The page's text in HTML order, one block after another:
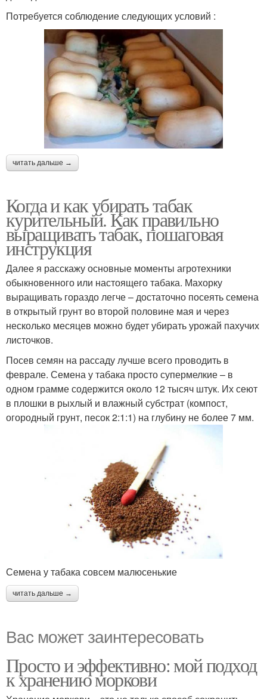
Потребуется соблюдение следующих условий :
читать дальше →
Когда и как убирать табак
курительный. Как правильно
выращивать табак, пошаговая
инструкция
Далее я расскажу основные моменты агротехники
обыкновенного или настоящего табака. Махорку
выращивать гораздо легче – достаточно посеять семена
в открытый грунт во второй половине мая и через
несколько месяцев можно будет убирать урожай пахучих
листочков.
Посев семян на рассаду лучше всего проводить в
феврале. Семена у табака просто супермелкие – в
одном грамме содержится около 12 тысяч штук. Их сеют
в плошки в рыхлый и влажный субстрат (компост,
огородный грунт, песок 2:1:1) на глубину не более 7 мм.
Семена у табака совсем малюсенькие
читать дальше →
Вас может заинтересовать
Просто и эффективно: мой подход
к хранению моркови